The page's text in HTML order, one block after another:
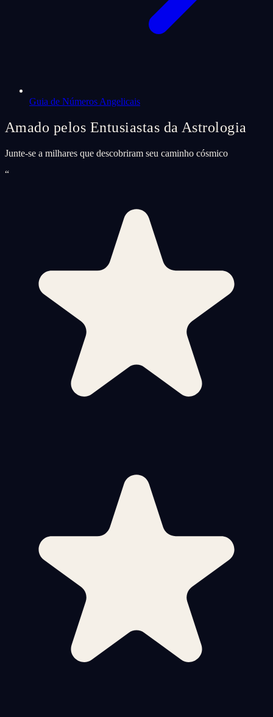
Guia de Números Angelicais
Amado pelos Entusiastas da Astrologia
Junte-se a milhares que descobriram seu caminho cósmico
“